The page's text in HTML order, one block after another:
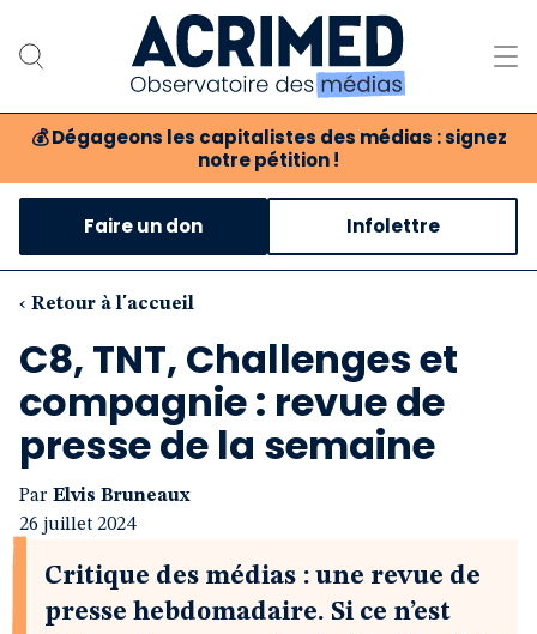
💰 Dégageons les capitalistes des médias : signez
notre pétition !
Notre association
Notre critique des médias
Nos propositions
Notre revue
Boutique
Faire un don Infolettre
‹ Retour à l'accueil
C8, TNT, Challenges et
compagnie : revue de
presse de la semaine
Par Elvis Bruneaux
26 juillet 2024
Critique des médias : une revue de
presse hebdomadaire. Si ce n’est